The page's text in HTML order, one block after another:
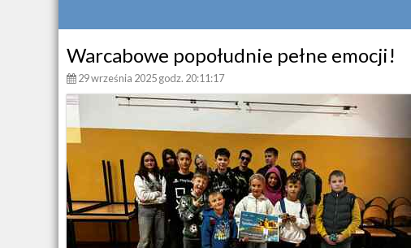
Warcabowe popołudnie pełne emocji!
29 września 2025 godz. 20:11:17